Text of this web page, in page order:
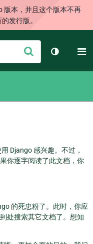
版本，并且这个版本不再
发行版。
交
切换主题
用 Django 感兴趣。不过，
你逐字阅读了此文档，你
的死忠粉了。此时，你应
处搜索其它文档了。想知